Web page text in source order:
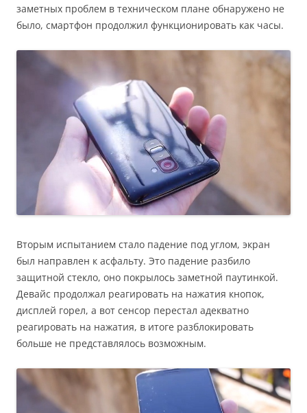
заметных проблем в техническом плане обнаружено не
было, смартфон продолжил функционировать как часы.
Вторым испытанием стало падение под углом, экран
был направлен к асфальту. Это падение разбило
защитной стекло, оно покрылось заметной паутинкой.
Девайс продолжал реагировать на нажатия кнопок,
дисплей горел, а вот сенсор перестал адекватно
реагировать на нажатия, в итоге разблокировать
больше не представлялось возможным.